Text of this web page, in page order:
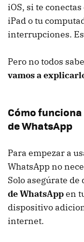
iOS, si te
iPad o tu
interrupciones.
Pero no todos
vamos a
Cómo
de WhatsApp
Para empezar a
WhatsApp no
Solo asegúrate de
de WhatsAppen
dispositivo
internet.